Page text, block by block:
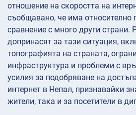
отношение на скоростта на
съобщавано, че има относително
сравнение с много други страни.
допринасят за тази ситуация,
топографията на страната,
инфраструктура и проблеми с
усилия за подобряване на
интернет в Непал, признавайки
жители, така и за посетители в